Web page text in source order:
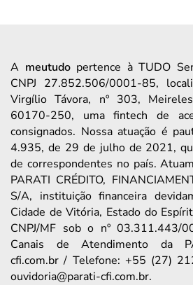
A meutudopertence à TUDO
CNPJ 27.852.506/0001-85,
Virgílio Távora, nº 303,
60170-250, uma fintech de
consignados. Nossa atuação é
4.935, de 29 de julho de 2021,
de correspondentes no país.
PARATI CRÉDITO,
S/A, instituição financeira
Cidade de Vitória, Estado do
CNPJ/MF sob o nº 03.311.443/
Canais de Atendimento da
cfi.com.br / Telefone: +55 (27)
ouvidoria@parati-cfi.com.br.